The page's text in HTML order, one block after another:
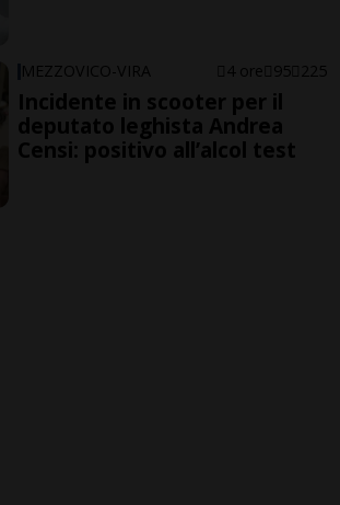
MEZZOVICO-VIRA 4 ore 95 225
Incidente in scooter per il
deputato leghista Andrea
Censi: positivo all’alcol test